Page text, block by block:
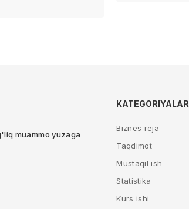
muammo yuzaga
KATEGORIYALAR
Biznes reja
Taqdimot
Mustaqil ish
Statistika
Kurs ishi